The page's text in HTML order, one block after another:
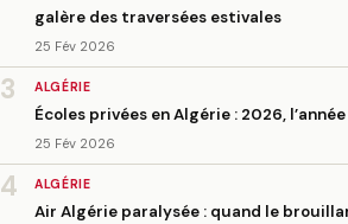
galère des traversées estivales
25 Fév 2026
3 ALGÉRIE
Écoles privées en Algérie : 2026,
25 Fév 2026
4 ALGÉRIE
Air Algérie paralysée : quand le